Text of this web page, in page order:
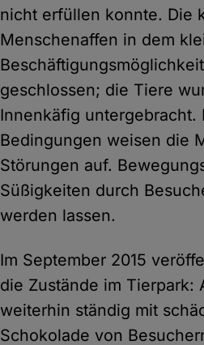
nicht erfüllen konnte. Die
Menschenaffen in dem
geschlossen; die Tiere
Innenkäfig
Bedingungen weisen die
Störungen auf.
Süßigkeiten durch
werden lassen.
Im September 2015
die Zustände im
weiterhin ständig mit
Schokolade von